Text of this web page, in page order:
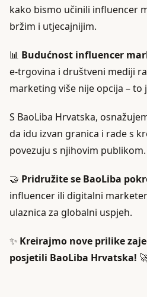
kako bismo učinili influencer
bržim i utjecajnijim.
📊 Budućnost influencer
e-trgovina i društveni mediji
marketing više nije opcija – to
S BaoLiba Hrvatska,
da idu izvan granica i rade s
povezuju s njihovim publikom.
🤝 Pridružite se BaoLiba
influencer ili digitalni
ulaznica za globalni uspjeh.
✨ Kreirajmo nove prilike
posjetili BaoLiba Hrvatska!